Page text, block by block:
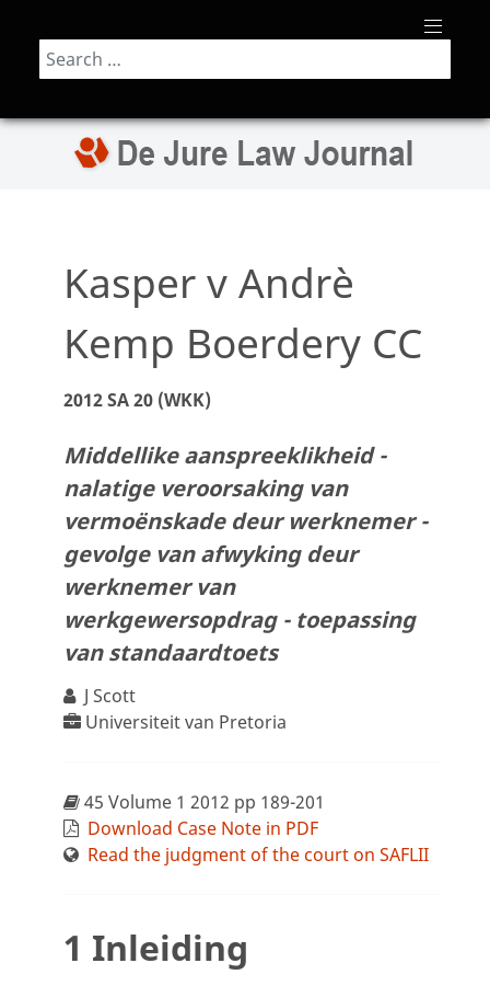
Search
Kasper v Andrè
Kemp Boerdery CC
2012 SA 20 (WKK)
Middellike aanspreeklikheid -
nalatige veroorsaking van
vermoënskade deur werknemer -
gevolge van afwyking deur
werknemer van
werkgewersopdrag - toepassing
van standaardtoets
J Scott
Universiteit van Pretoria
45 Volume 1 2012 pp 189-201
Download Case Note in PDF
Read the judgment of the court on SAFLII
1 Inleiding